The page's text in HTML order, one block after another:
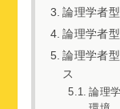
論理学者
論理学者
論理学者
ス
論理